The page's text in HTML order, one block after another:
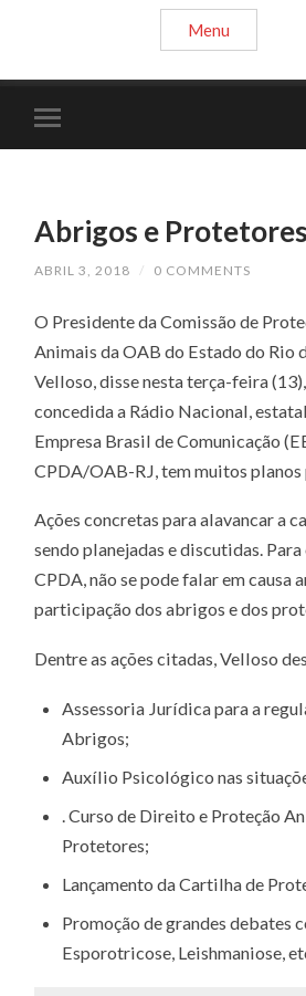
Abrigos e Protetores
ABRIL 3, 2018 / 0 COMMENTS
O Presidente da Comissão de
Animais da OAB do Estado do Rio
Velloso, disse nesta terça-feira
concedida a Rádio Nacional,
Empresa Brasil de Comunicação
CPDA/OAB-RJ, tem muitos planos
Ações concretas para alavancar a
sendo planejadas e discutidas.
CPDA, não se pode falar em causa
participação dos abrigos e dos
Dentre as ações citadas, Velloso
Assessoria Jurídica para a
Abrigos;
Auxílio Psicológico nas
. Curso de Direito e Proteção
Protetores;
Lançamento da Cartilha de
Promoção de grandes debates
Esporotricose, Leishmaniose,
Menu